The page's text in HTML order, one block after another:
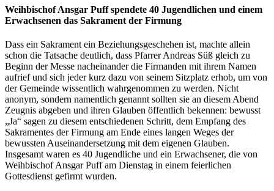
Weihbischof Ansgar Puff spendete 40 Jugendlichen und einem
Erwachsenen das Sakrament der Firmung
Dass ein Sakrament ein Beziehungsgeschehen ist, machte allein
schon die Tatsache deutlich, dass Pfarrer Andreas Süß gleich zu
Beginn der Messe nacheinander die Firmanden mit ihrem Namen
aufrief und sich jeder kurz dazu von seinem Sitzplatz erhob, um von
der Gemeinde wissentlich wahrgenommen zu werden. Nicht
anonym, sondern namentlich genannt sollten sie an diesem Abend
Zeugnis abgeben und ihren Glauben öffentlich bekennen: bewusst
„Ja“ sagen zu diesem entschiedenen Schritt, dem Empfang des
Sakramentes der Firmung am Ende eines langen Weges der
bewussten Auseinandersetzung mit dem eigenen Glauben.
Insgesamt waren es 40 Jugendliche und ein Erwachsener, die von
Weihbischof Ansgar Puff am Dienstag in einem feierlichen
Gottesdienst gefirmt wurden.